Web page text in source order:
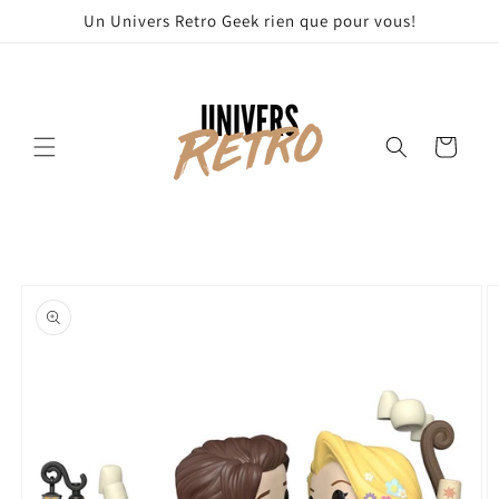
passerUn Univers Retro Geek rien que pour vous!
Panier
informations
produits